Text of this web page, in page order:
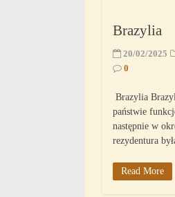
Brazylia
20/02/2025
0
Brazylia
państwie
następnie w
rezydentura
Read More